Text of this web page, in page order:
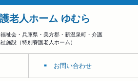
老人ホーム ゆむら
祉会・兵庫県・美方郡・新温泉町・介護
施設（特別養護老人ホーム）
お問い合わせ